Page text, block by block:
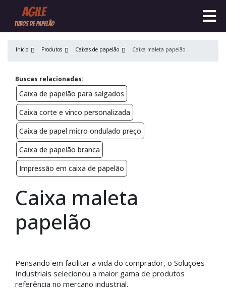
Início Produtos Caixas de papelão Caixa maleta papelão
Buscas relacionadas:
Caixa de papelão para salgados
Caixa corte e vinco personalizada
Caixa de papel micro ondulado preço
Caixa de papelão branca
Impressão em caixa de papelão
Caixa maleta
papelão
Pensando em facilitar a vida do comprador, o Soluções
Industriais selecionou a maior gama de produtos
referência no mercano industrial.